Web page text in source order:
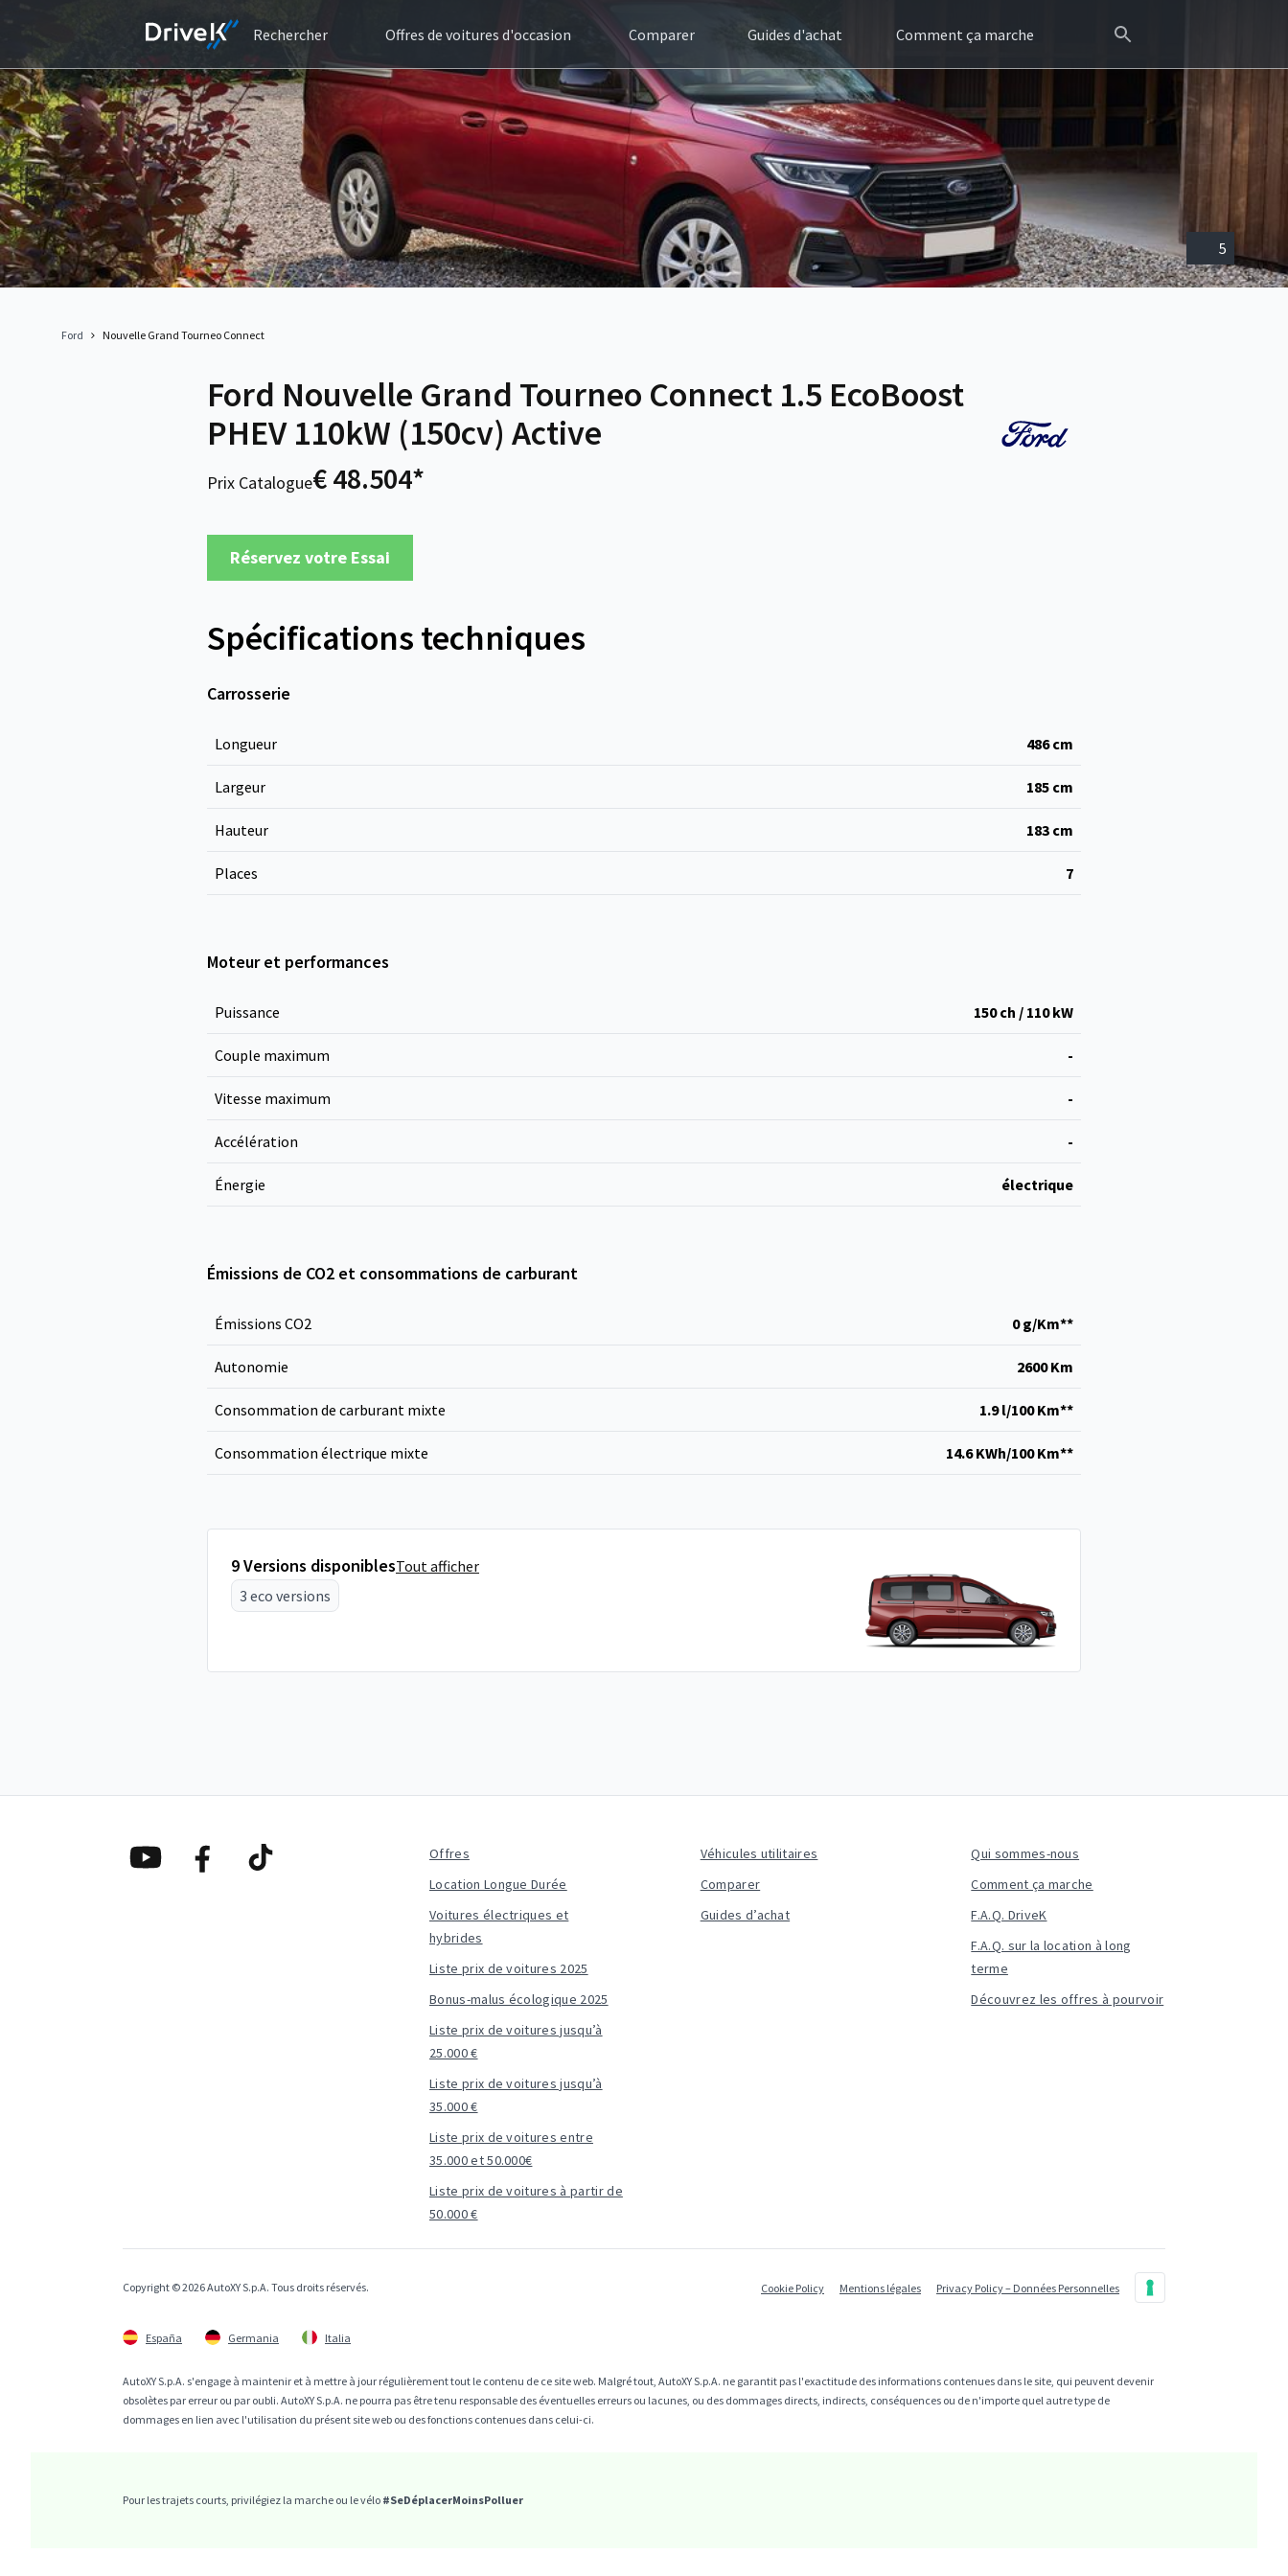
Rechercher Offres de voitures d'occasion Comparer Guides d'achat Comment ça marche
5
Ford Nouvelle Grand Tourneo Connect
Ford Nouvelle Grand Tourneo Connect 1.5 EcoBoost
PHEV 110kW (150cv) Active
Prix Catalogue€ 48.504*
Réservez votre Essai
Spécifications techniques
Carrosserie
Longueur 486cm
Largeur 185 cm
Hauteur 183 cm
Places 7
Moteur et performances
Puissance 150 ch / 110 kW
Couple maximum -
Vitesse maximum -
Accélération -
Énergie électrique
Émissions de CO2 et consommations de carburant
Émissions CO2 0 g/Km**
Autonomie 2600 Km
Consommation de carburant mixte 1.9 l/100 Km**
Consommation électrique mixte 14.6 KWh/100 Km**
9 Versions disponiblesTout afficher
3 eco versions
Offres
Location Longue Durée
Voitures électriques et
hybrides
Liste prix de voitures 2025
Bonus-malus écologique 2025
Liste prix de voitures jusqu’à
25.000 €
Liste prix de voitures jusqu’à
35.000 €
Liste prix de voitures entre
35.000 et 50.000€
Liste prix de voitures à partir de
50.000 €
Véhicules utilitaires
Comparer
Guides d’achat
Qui sommes-nous
Comment ça marche
F.A.Q. DriveK
F.A.Q. sur la location à long
terme
Découvrez les offres à pourvoir
Copyright © 2026 AutoXY S.p.A. Tous droits réservés. Cookie Policy Mentions légales Privacy Policy – Données Personnelles
España Germania Italia
AutoXY S.p.A. s'engage à maintenir et à mettre à jour régulièrement tout le contenu de ce site web. Malgré tout, AutoXY S.p.A. ne garantit pas l'exactitude des informations contenues dans le site, qui peuvent devenir
obsolètes par erreur ou par oubli. AutoXY S.p.A. ne pourra pas être tenu responsable des éventuelles erreurs ou lacunes, ou des dommages directs, indirects, conséquences ou de n'importe quel autre type de
dommages en lien avec l'utilisation du présent site web ou des fonctions contenues dans celui-ci.
Pour les trajets courts, privilégiez la marche ou le vélo #SeDéplacerMoinsPolluer